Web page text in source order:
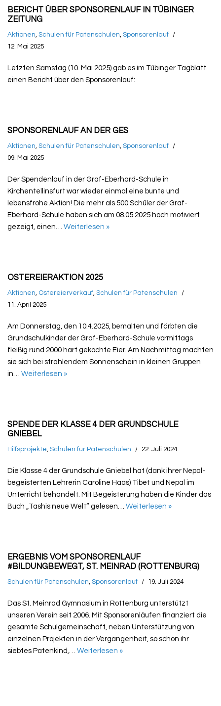
BERICHT ÜBER SPONSORENLAUF IN TÜBINGER
ZEITUNG
Aktionen, Schulen für Patenschulen, Sponsorenlauf
12. Mai 2025
Letzten Samstag (10. Mai 2025) gab es im Tübinger Tagblatt
einen Bericht über den Sponsorenlauf:
SPONSORENLAUF AN DER GES
Aktionen, Schulen für Patenschulen, Sponsorenlauf
09. Mai 2025
Der Spendenlauf in der Graf-Eberhard-Schule in
Kirchentellinsfurt war wieder einmal eine bunte und
lebensfrohe Aktion! Die mehr als 500 Schüler der Graf-
Eberhard-Schule haben sich am 08.05.2025 hoch motiviert
gezeigt, einen… Weiterlesen »
OSTEREIERAKTION 2025
Aktionen, Ostereierverkauf, Schulen für Patenschulen
11. April 2025
Am Donnerstag, den 10.4.2025, bemalten und färbten die
Grundschulkinder der Graf-Eberhard-Schule vormittags
fleißig rund 2000 hart gekochte Eier. Am Nachmittag machten
sie sich bei strahlendem Sonnenschein in kleinen Gruppen
in… Weiterlesen »
SPENDE DER KLASSE 4 DER GRUNDSCHULE
GNIEBEL
Hilfsprojekte, Schulen für Patenschulen 22. Juli 2024
Die Klasse 4 der Grundschule Gniebel hat (dank ihrer Nepal-
begeisterten Lehrerin Caroline Haas) Tibet und Nepal im
Unterricht behandelt. Mit Begeisterung haben die Kinder das
Buch „Tashis neue Welt“ gelesen… Weiterlesen »
ERGEBNIS VOM SPONSORENLAUF
#BILDUNGBEWEGT, ST. MEINRAD (ROTTENBURG)
Schulen für Patenschulen, Sponsorenlauf 19. Juli 2024
Das St. Meinrad Gymnasium in Rottenburg unterstützt
unseren Verein seit 2006. Mit Sponsorenläufen finanziert die
gesamte Schulgemeinschaft, neben Unterstützung von
einzelnen Projekten in der Vergangenheit, so schon ihr
siebtes Patenkind,… Weiterlesen »